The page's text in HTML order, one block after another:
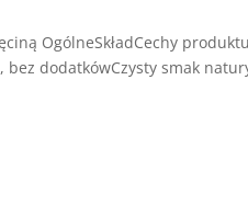
OgólneSkładCechy
bez dodatkówCzysty smak